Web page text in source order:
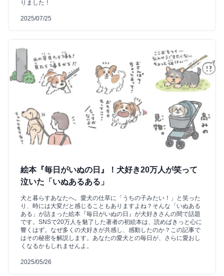
りました！
2025/07/25
絵本『毎日がいぬの日』！犬好き20万人が笑って
泣いた「いぬあるある」
犬と暮らすあなたへ。愛犬の仕草に「うちの子みたい！」と笑った
り、時には大変だと感じることもありますよね？そんな「いぬある
ある」が詰まった絵本『毎日がいぬの日』が犬好きさんの間で話題
です。SNSで20万人を魅了した著者の初絵本は、読めばきっと心に
響くはず。なぜ多くの犬好きが共感し、感動したのか？この記事で
はその秘密を解説します。あなたの愛犬との毎日が、さらに愛おし
くなるかもしれませんよ。
2025/05/26